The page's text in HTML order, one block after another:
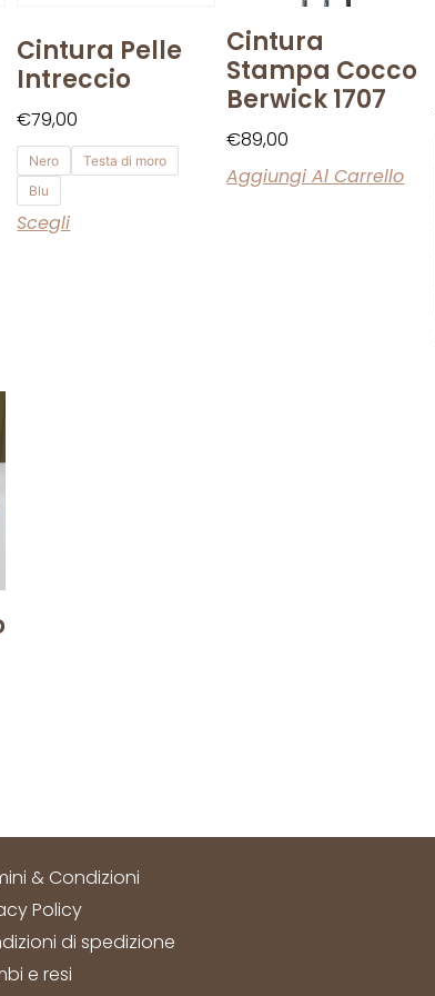
Cintura Pelle
Intreccio
€79,00
Nero
Testa di moro
Blu
Scegli
Cintura
Stampa Cocco
Berwick 1707
€89,00
Aggiungi Al Carrello
& Condizioni
Policy
di spedizione
e resi